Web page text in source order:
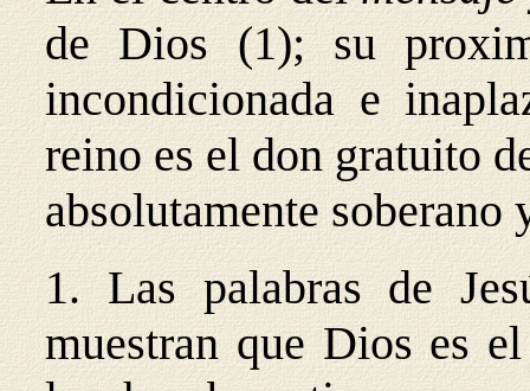
de Dios (1); su
incondicionada e
reino es el don gratuito
absolutamente soberano
1. Las palabras de
muestran que Dios es